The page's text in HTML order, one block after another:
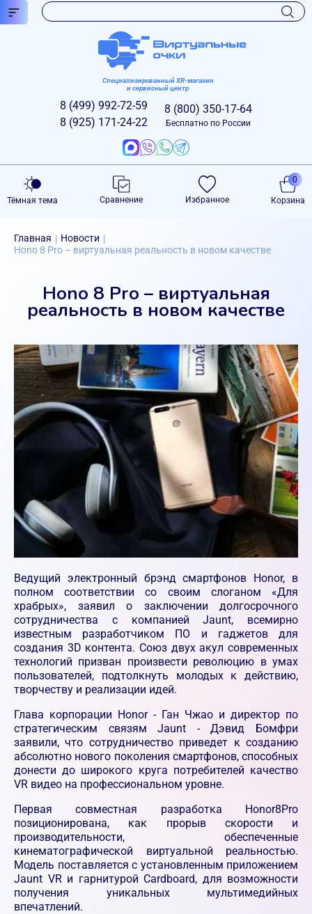
Специализированный XR-магазин
и сервисный центр
8 (499) 992-72-59
8 (925) 171-24-22
8 (800) 350-17-64
Бесплатно по России
Тёмная тема Сравнение Избранное Корзина
0
Главная | Новости |
Hono 8 Pro – виртуальная реальность в новом качестве
Hono 8 Pro – виртуальная
реальность в новом качестве
Ведущий электронный брэнд смартфонов Honor, в
полном соответствии со своим слоганом «Для
храбрых», заявил о заключении долгосрочного
сотрудничества с компанией Jaunt, всемирно
известным разработчиком ПО и гаджетов для
создания 3D контента. Союз двух акул современных
технологий призван произвести революцию в умах
пользователей, подтолкнуть молодых к действию,
творчеству и реализации идей.
Глава корпорации Honor - Ган Чжао и директор по
стратегическим связям Jaunt - Дэвид Бомфри
заявили, что сотрудничество приведет к созданию
абсолютно нового поколения смартфонов, способных
донести до широкого круга потребителей качество
VR видео на профессиональном уровне.
Первая совместная разработка Honor8Pro
позиционирована, как прорыв скорости и
производительности, обеспеченные
кинематографической виртуальной реальностью.
Модель поставляется с установленным приложением
Jaunt VR и гарнитурой Cardboard, для возможности
получения уникальных мультимедийных
впечатлений.